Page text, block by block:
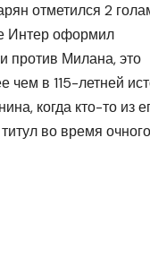
отметился 2
Интер оформил
против Милана, это
чем в 115-летней
когда кто-то из
во время очного